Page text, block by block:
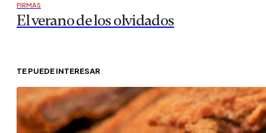
FIRMAS
El verano de los olvidados
TE PUEDE INTERESAR